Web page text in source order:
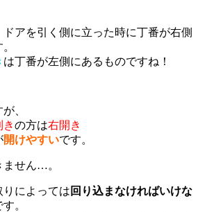
ドアを引く側に立った時に丁番が右側
は丁番が左側にあるものですね！
、
きの方は右開き
開けやすいです。
ません…。
によっては 回り込まなければいけな
。